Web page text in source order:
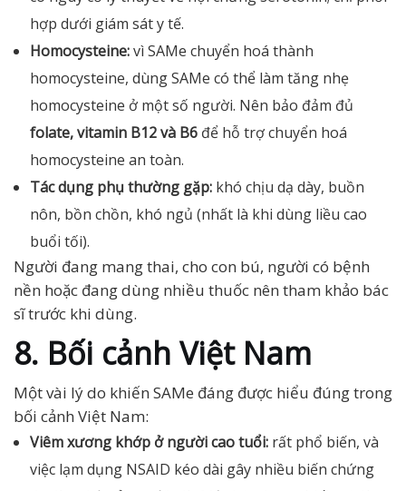
hợp dưới giám sát y tế.
Homocysteine:vì SAMe chuyển hoá thành
homocysteine, dùng SAMe có thể làm tăng nhẹ
homocysteine ở một số người. Nên bảo đảm đủ
folate, vitamin B12 và B6 để hỗ trợ chuyển hoá
homocysteine an toàn.
Tác dụng phụ thường gặp: khó chịu dạ dày, buồn
nôn, bồn chồn, khó ngủ (nhất là khi dùng liều cao
buổi tối).
Người đang mang thai, cho con bú, người có bệnh
nền hoặc đang dùng nhiều thuốc nên tham khảo bác
sĩ trước khi dùng.
8. Bối cảnh Việt Nam
Một vài lý do khiến SAMe đáng được hiểu đúng trong
bối cảnh Việt Nam:
Viêm xương khớp ở người cao tuổi: rất phổ biến, và
việc lạm dụng NSAID kéo dài gây nhiều biến chứng